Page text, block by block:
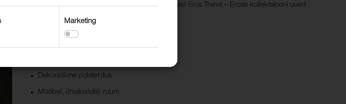
kodukasutusele ka avalikku ruumi.Vaata ka kangast Eros Trend – Erose kollektsiooni uued
pastelsed toonid.
Dekoratiivne polsterdus
Mööbel, ühiskondlik ruum
Marketing